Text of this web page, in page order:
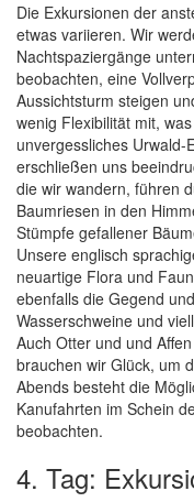
Die Exkursionen der
etwas variieren. Wir
Nachtspaziergänge
beobachten, eine
Aussichtsturm steigen
wenig Flexibilität mit,
unvergessliches Urwald-
erschließen uns
die wir wandern, führen
Baumriesen in den
Stümpfe gefallener
Unsere englisch
neuartige Flora und
ebenfalls die Gegend
Wasserschweine und
Auch Otter und und
brauchen wir Glück, um
Abends besteht die
Kanufahrten im Schein
beobachten.
4. Tag: